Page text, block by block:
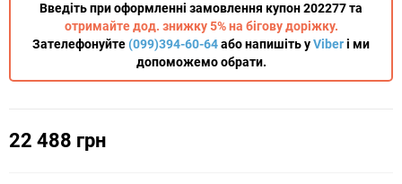
Введіть при оформленні замовлення купон 202277 та
отримайте дод. знижку 5% на бігову доріжку.
Зателефонуйте(099)394-60-64або напишіть уViberі ми
допоможемо обрати.
22 488 грн